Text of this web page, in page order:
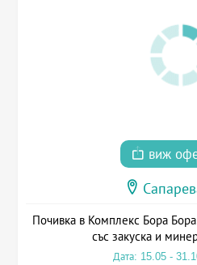
виж
Почивка в Комплекс Бора
със закуска и
Дата: 15.05 -